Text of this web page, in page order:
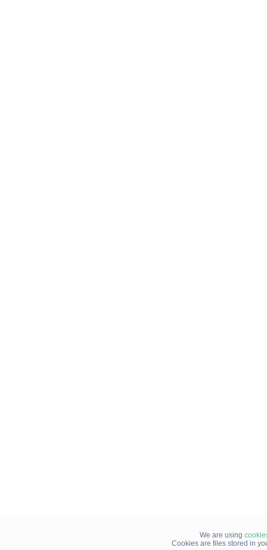
We are using
Cookies are files stored in